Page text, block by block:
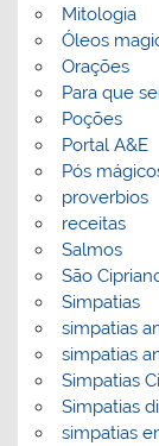
Mitologia
Óleos
Orações
Para que
Poções
Portal A&E
Pós
proverbios
receitas
Salmos
São
Simpatias
simpatias
simpatias
Simpatias
Simpatias
simpatias